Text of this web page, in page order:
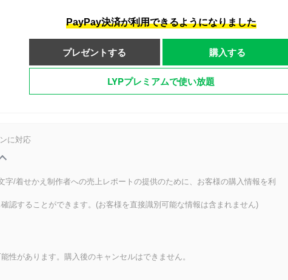
PayPay決済が利用できるようになりました
プレゼントする 購入する
LYPプレミアムで使い放題
に対応
字/着せかえ制作者への売上レポートの提供のために、お客様の購入情報を利
認することができます。(お客様を直接識別可能な情報は含まれません)
性があります。購入後のキャンセルはできません。